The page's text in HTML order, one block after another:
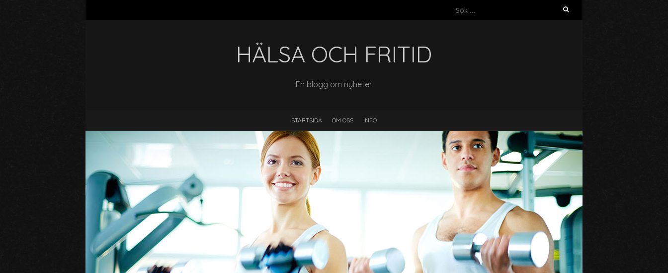
Sök
HÄLSA OCH FRITID
En blogg om nyheter
STARTSIDA OM OSS INFO